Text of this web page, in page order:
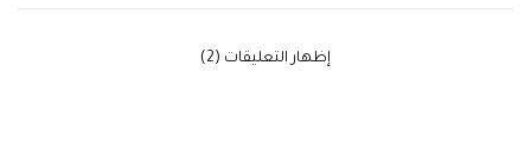
‫إظهار التعليقات (2)